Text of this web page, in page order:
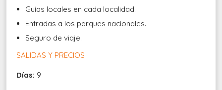
Guías locales en cada localidad.
Entradas a los parques nacionales.
Seguro de viaje.
SALIDAS Y PRECIOS
Días: 9